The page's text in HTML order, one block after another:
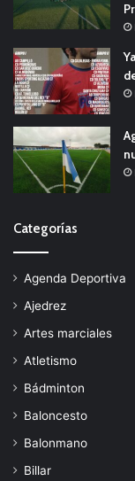
Categorías
Agenda Deportiva
Ajedrez
Artes marciales
Atletismo
Bádminton
Baloncesto
Balonmano
Billar